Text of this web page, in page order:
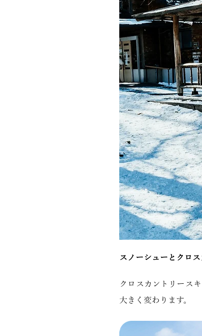
スノーシューとクロ
クロスカントリース
大きく変わります。